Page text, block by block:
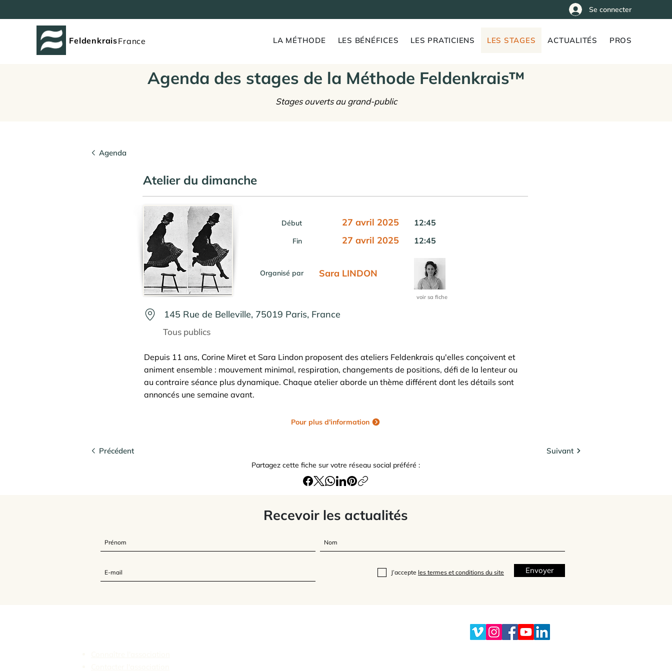
Se connecter
FeldenkraisFrance LA MÉTHODE LES BÉNÉFICES LES PRATICIENS LES STAGES ACTUALITÉS PROS
Agenda des stages de la Méthode Feldenkrais™
Stages ouverts au grand-public
Agenda
Atelier du dimanche
Début 27 avril 2025 12:45
Fin 27 avril 2025 12:45
Organisé par Sara LINDON
voir sa fiche
145 Rue de Belleville, 75019 Paris, France
Tous publics
Depuis 11 ans, Corine Miret et Sara Lindon proposent des ateliers Feldenkrais qu'elles conçoivent et
animent ensemble : mouvement minimal, respiration, changements de positions, défi de la lenteur ou
au contraire séance plus dynamique. Chaque atelier aborde un thème différent dont les détails sont
annoncés une semaine avant.
Pour plus d'information
Précédent
Partagez cette fiche sur votre réseau social préféré :
Suivant
Recevoir les actualités
J’accepte les termes et conditions du site Envoyer